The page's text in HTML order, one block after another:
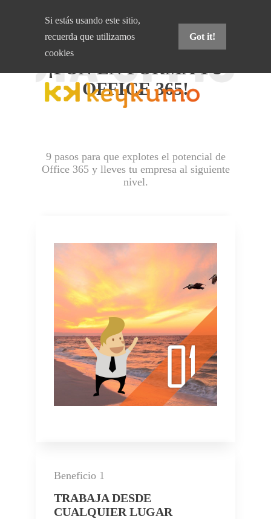
Si estás usando este sitio,
recuerda que utilizamos
cookies
Got it!
Ejercicios para tu empresa
¡PON EN FORMA TU
OFFICE 365!
9 pasos para que explotes el potencial de
Office 365 y lleves tu empresa al siguiente
nivel.
Beneficio 1
TRABAJA DESDE
CUALQUIER LUGAR